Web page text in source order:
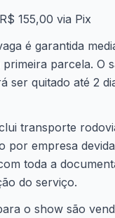
155,00 via Pix
é garantida
parcela. O
ser quitado até 2
transporte
por empresa
toda a
do serviço.
o show são